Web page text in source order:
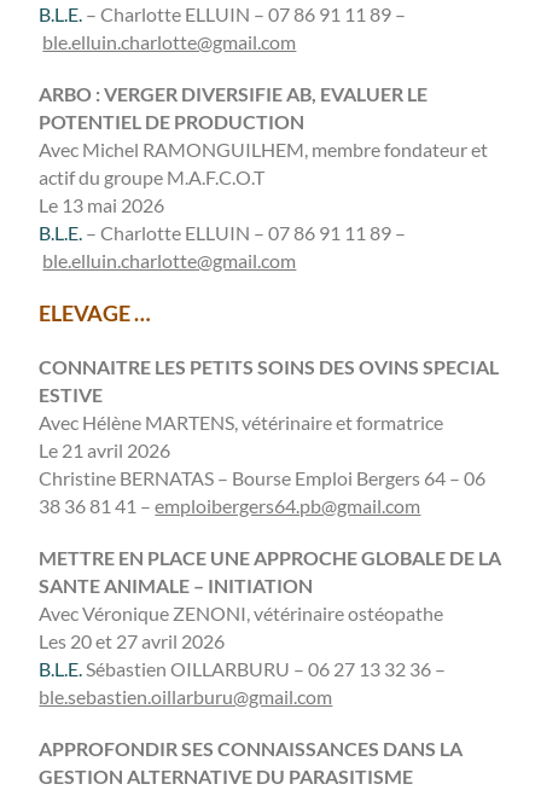
B.L.E. – Charlotte ELLUIN – 07 86 91 11 89 –
ble.elluin.charlotte@gmail.com
ARBO : VERGER DIVERSIFIE AB, EVALUER LE
POTENTIEL DE PRODUCTION
Avec Michel RAMONGUILHEM, membre fondateur et
actif du groupe M.A.F.C.O.T
Le 13 mai 2026
B.L.E. – Charlotte ELLUIN – 07 86 91 11 89 –
ble.elluin.charlotte@gmail.com
ELEVAGE …
CONNAITRE LES PETITS SOINS DES OVINS SPECIAL
ESTIVE
Avec Hélène MARTENS, vétérinaire et formatrice
Le 21 avril 2026
Christine BERNATAS – Bourse Emploi Bergers 64 – 06
38 36 81 41 –emploibergers64.pb@gmail.com
METTRE EN PLACE UNE APPROCHE GLOBALE DE LA
SANTE ANIMALE – INITIATION
Avec Véronique ZENONI, vétérinaire ostéopathe
Les 20 et 27 avril 2026
B.L.E.Sébastien OILLARBURU – 06 27 13 32 36 –
ble.sebastien.oillarburu@gmail.com
APPROFONDIR SES CONNAISSANCES DANS LA
GESTION ALTERNATIVE DU PARASITISME